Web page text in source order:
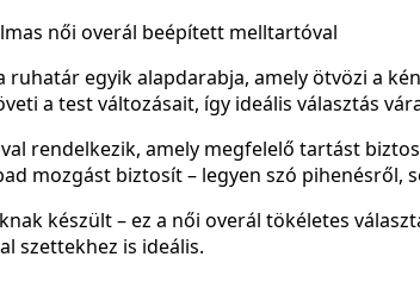
női overál beépített melltartóval
ruhatár egyik alapdarabja, amely ötvözi a
a test változásait, így ideális választás
rendelkezik, amely megfelelő tartást
mozgást biztosít – legyen szó pihenésről,
készült – ez a női overál tökéletes
szettekhez is ideális.